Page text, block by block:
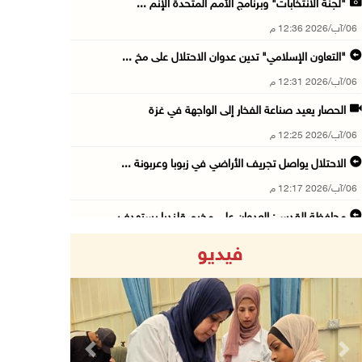
"لجنة الانتخابات" وبرنامج الأمم المتحدة الإنم ...
06/آب/2026 12:36 م
"التعاون الإسلامي" تدين عدوان الاحتلال على مخ ...
06/آب/2026 12:31 م
الحصار يعيد صناعة الفخار إلى الواجهة في غزة
06/آب/2026 12:25 م
الاحتلال يواصل تجريف الأراضي في زبوبا وعربونة ...
06/آب/2026 12:17 م
محافظة القدس: العدوان على مخيم قلنديا يستهدف ...
الرئاسة تدين وتحذر الاحتلال من استمرار حربه ا ...
06/آب/2026 11:53 ص
فيديو
Previous Next